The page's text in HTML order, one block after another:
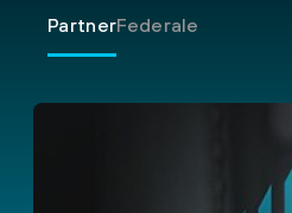
PartnerFederale